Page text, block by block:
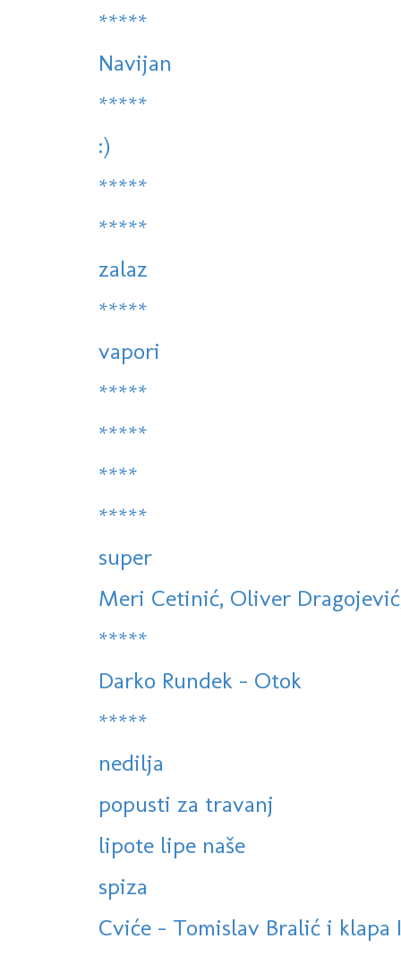
*****
Navijan
*****
:)
*****
*****
zalaz
*****
vapori
*****
*****
****
*****
super
Meri Cetinić, Oliver
*****
Darko Rundek - Otok
*****
nedilja
popusti za travanj
lipote lipe naše
spiza
Cviće - Tomislav Bralić i klapa